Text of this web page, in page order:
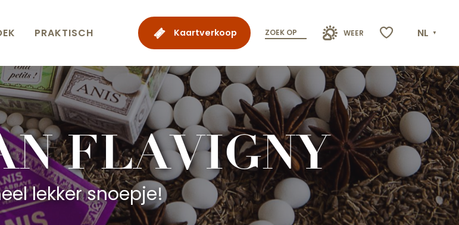
Kaartverkoop ZOEK OP WEER NL
PRAKTISCH
FLAVIGNY
lekker snoepje!